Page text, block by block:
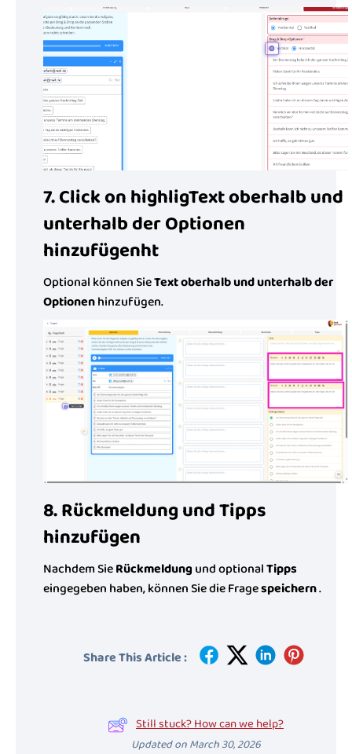
7. Click on highligText oberhalb und
unterhalb der Optionen
hinzufügenht
Optional können SieText oberhalb und unterhalb der
Optionenhinzufügen.
8. Rückmeldung und Tipps
hinzufügen
Nachdem SieRückmeldung und optionalTipps
eingegeben haben, können Sie die Fragespeichern.
Share This Article :
Still stuck? How can we help?
Updated on March 30, 2026